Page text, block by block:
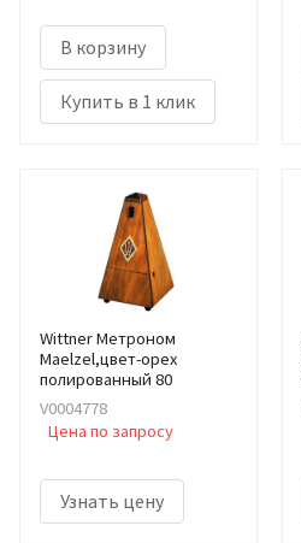
В корзину
Купить в 1 клик
Wittner Метроном
Maelzel,цвет-орех
полированный 80
V0004778
Цена по запросу
Узнать цену